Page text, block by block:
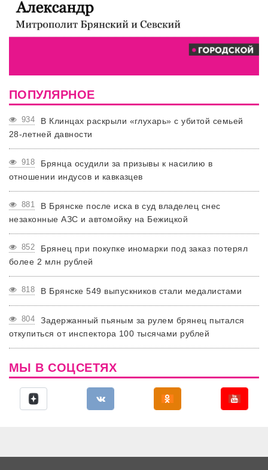
ПОПУЛЯРНОЕ
934
В Клинцах раскрыли «глухарь» с убитой семьей
28-летней давности
918
Брянца осудили за призывы к насилию в
отношении индусов и кавказцев
881
В Брянске после иска в суд владелец снес
незаконные АЗС и автомойку на Бежицкой
852
Брянец при покупке иномарки под заказ потерял
более 2 млн рублей
818 В Брянске 549 выпускников стали медалистами
804
Задержанный пьяным за рулем брянец пытался
откупиться от инспектора 100 тысячами рублей
МЫ В СОЦСЕТЯХ